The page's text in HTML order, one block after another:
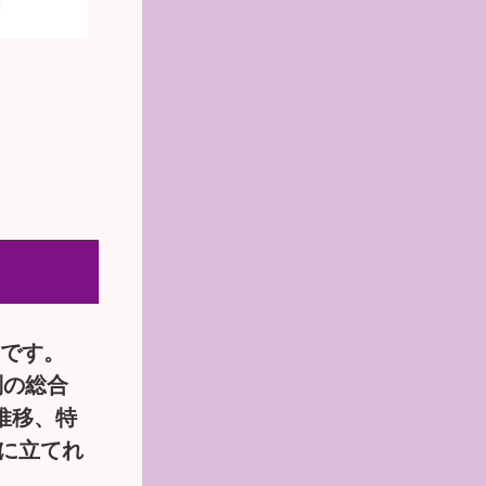
す。
総合
移、特
立てれ